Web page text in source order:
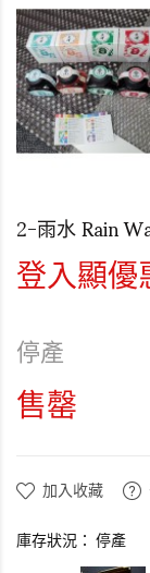
2-雨水 Rain
登入顯優
停產
售罄
加入收藏
庫存狀況： 停產